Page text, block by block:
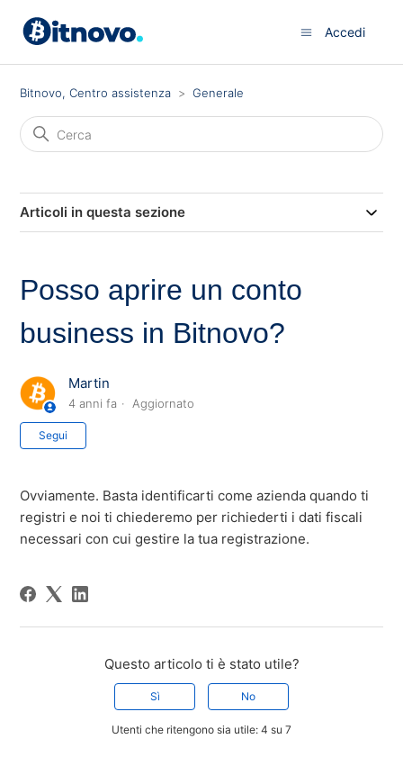
Accedi
Bitnovo, Centro assistenza Generale
Articoli in questa sezione
Posso aprire un conto
business in Bitnovo?
Martin
4 anni fa Aggiornato
Segui
Ovviamente. Basta identificarti come azienda quando ti
registri e noi ti chiederemo per richiederti i dati fiscali
necessari con cui gestire la tua registrazione.
Questo articolo ti è stato utile?
Sì No
Utenti che ritengono sia utile: 4 su 7